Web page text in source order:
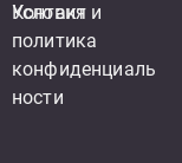
Контакт
Условия и
политика
конфиденциаль
ности